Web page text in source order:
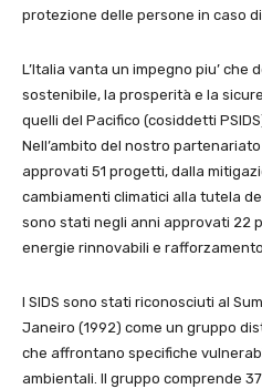
protezione delle persone in caso
L’Italia vanta un impegno piu’ che
sostenibile, la prosperità e la
quelli del Pacifico (cosiddetti
Nell’ambito del nostro
approvati 51 progetti, dalla
cambiamenti climatici alla tutela
sono stati negli anni approvati 22
energie rinnovabili e
I SIDS sono stati riconosciuti al
Janeiro (1992) come un gruppo
che affrontano specifiche
ambientali. Il gruppo comprende